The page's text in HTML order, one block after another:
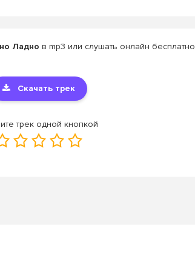
Ладно в mp3 или слушать онлайн бесплатно
Скачать трек
трек одной кнопкой